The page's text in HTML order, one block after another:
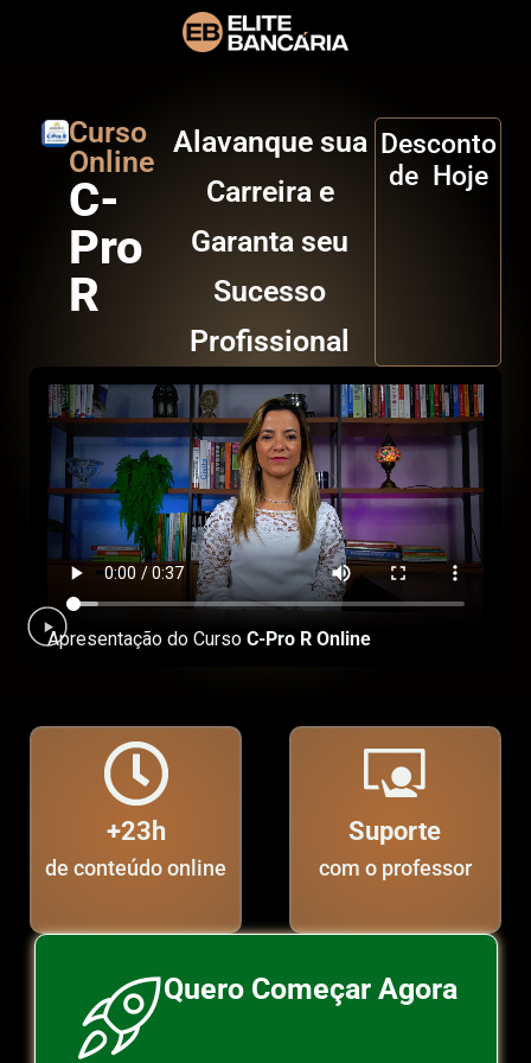
Curso
Online
C-
Pro
R
Alavanque sua
Carreira e
Garanta seu
Sucesso
Profissional
Desconto
de 30%
Apresentação do Curso C-Pro R Online
+23h
de conteúdo online
Suporte
com o professor
Quero Começar Agora